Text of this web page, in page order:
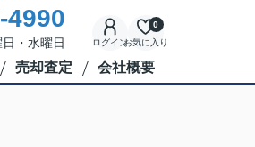
4990
・水曜日 ログインお気に入り
0
売却査定 会社概要